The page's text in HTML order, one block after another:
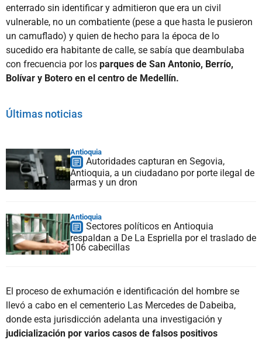
enterrado sin identificar y admitieron que era un civil
vulnerable, no un combatiente (pese a que hasta le pusieron
un camuflado) y quien de hecho para la época de lo
sucedido era habitante de calle, se sabía que deambulaba
con frecuencia por los parques de San Antonio, Berrío,
Bolívar y Botero en el centro de Medellín.
Últimas noticias
Antioquia
Autoridades capturan en Segovia,
Antioquia, a un ciudadano por porte ilegal de
armas y un dron
Antioquia
Sectores políticos en Antioquia
respaldan a De La Espriella por el traslado de
106 cabecillas
El proceso de exhumación e identificación del hombre se
llevó a cabo en el cementerio Las Mercedes de Dabeiba,
donde esta jurisdicción adelanta una investigación y
judicialización por varios casos de falsos positivos